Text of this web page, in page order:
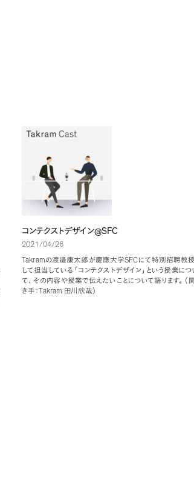
コンテクストデザイン@SFC
2021/04/26
Takramの渡邉康太郎が慶應大学SFCにて特別招聘教
して担当している 「 コンテクストデザイン 」 という授業につ
て、 その内容や授業で伝えたいことについて語ります。 （ 聞
き手：
Takram 田川欣哉）